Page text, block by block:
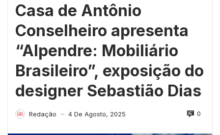
Casa de Antônio
Conselheiro apresenta
“Alpendre: Mobiliário
Brasileiro”, exposição do
designer Sebastião Dias
Redação — 4 De Agosto, 2025 0